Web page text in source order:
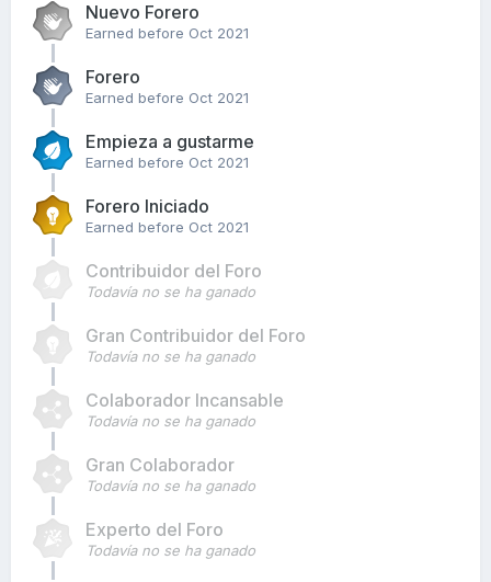
Nuevo Forero
Earned before Oct 2021
Forero
Earned before Oct 2021
Empieza a gustarme
Earned before Oct 2021
Forero Iniciado
Earned before Oct 2021
Contribuidor del Foro
Todavía no se ha ganado
Gran Contribuidor del Foro
Todavía no se ha ganado
Colaborador Incansable
Todavía no se ha ganado
Gran Colaborador
Todavía no se ha ganado
Experto del Foro
Todavía no se ha ganado